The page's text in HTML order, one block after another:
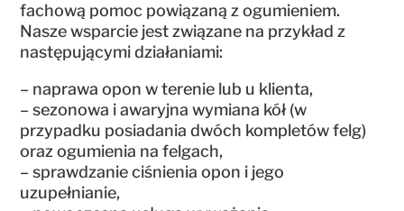
fachową pomoc powiązaną z ogumieniem.
Nasze wsparcie jest związane na przykład z
następującymi działaniami:
– naprawa opon w terenie lub u klienta,
– sezonowa i awaryjna wymiana kół (w
przypadku posiadania dwóch kompletów felg)
oraz ogumienia na felgach,
– sprawdzanie ciśnienia opon i jego
uzupełnianie,